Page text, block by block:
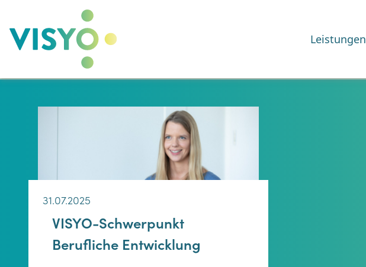
springen
Leistungen
31.07.2025
VISYO-Schwerpunkt
Berufliche Entwicklung